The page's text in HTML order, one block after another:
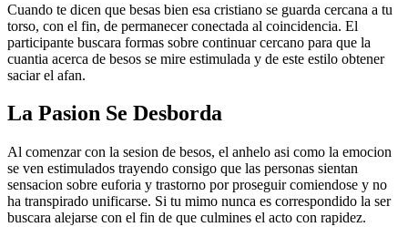
Cuando te dicen que besas bien esa cristiano se guarda cercana a tu
torso, con el fin, de permanecer conectada al coincidencia. El
participante buscara formas sobre continuar cercano para que la
cuanti­a acerca de besos se mire estimulada y de este estilo obtener
saciar el afan.
La Pasion Se Desborda
Al comenzar con la sesion de besos, el anhelo asi como la emocion
se ven estimulados trayendo consigo que las personas sientan
sensacion sobre euforia y trastorno por proseguir comiendose y no
ha transpirado unificarse. Si tu mimo nunca es correspondido la ser
buscara alejarse con el fin de que culmines el acto con rapidez.